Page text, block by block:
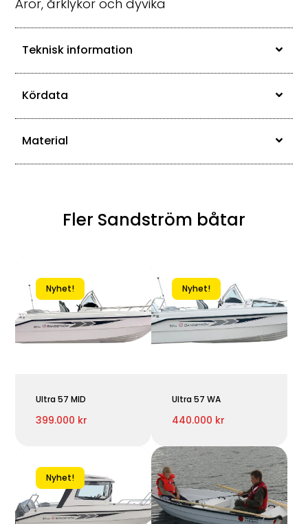
Åror, årklykor och dyvika
Teknisk information
Kördata
Material
Fler Sandström båtar
Nyhet!
Ultra 57 MID
399.000 kr
Nyhet!
Ultra 57 WA
440.000 kr
Nyhet!